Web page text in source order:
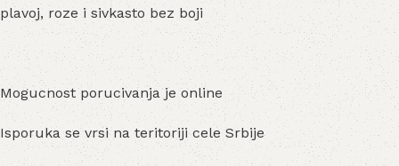
plavoj, roze i sivkasto bez boji
Mogucnost porucivanja je online
Isporuka se vrsi na teritoriji cele Srbije